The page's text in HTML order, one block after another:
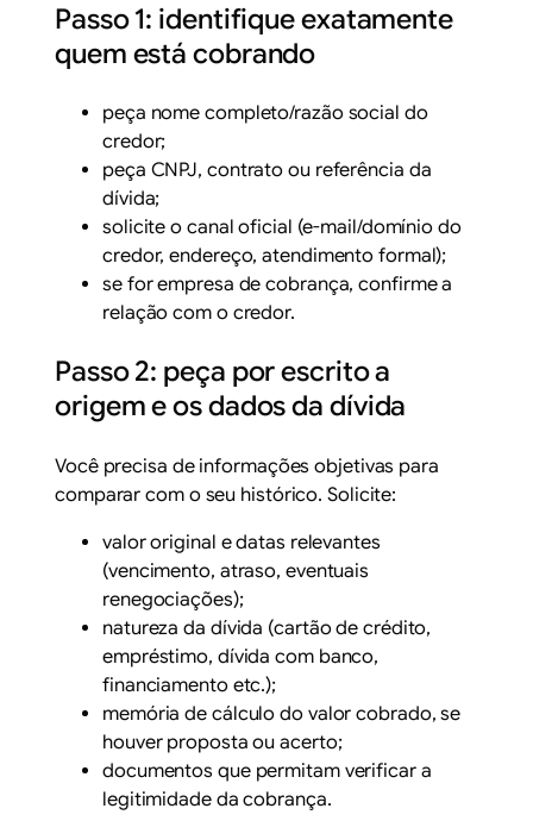
Passo 1: identifique exatamente
quem está cobrando
peça nome completo/razão social do
credor;
peça CNPJ, contrato ou referência da
dívida;
solicite o canal oficial (e-mail/domínio do
credor, endereço, atendimento formal);
se for empresa de cobrança, confirme a
relação com o credor.
Passo 2: peça por escrito a
origem e os dados da dívida
Você precisa de informações objetivas para
comparar com o seu histórico. Solicite:
valor original e datas relevantes
(vencimento, atraso, eventuais
renegociações);
natureza da dívida (cartão de crédito,
empréstimo, dívida com banco,
financiamento etc.);
memória de cálculo do valor cobrado, se
houver proposta ou acerto;
documentos que permitam verificar a
legitimidade da cobrança.